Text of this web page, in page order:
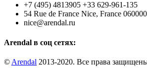
+7 (495) 4813905 +33 629-961-135
54 Rue de France Nice, France 060000
nice@arendal.ru
Arendal в соц сетях:
© Arendal 2013-2020. Все права